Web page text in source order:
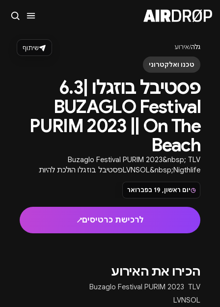
גלה/אירוע
טכנו ואלקטרוני
פסטיבל בוזגלו |6.3
BUZAGLO Festival
PURIM 2023 || On The
Beach
Buzaglo Festival PURIM 2023&nbsp; TLV
LVNSOL&nbsp;Nigthlifeפסטיבל בוזגלו הולכת להיות
באנשים הנכונים ישראל בידור, הבוזגלוס, מאקו רשת
וקשת.&nbsp;15 שעות פסטיבל פורים שילמד אתכם חווית
בילוי מה היא!&nbsp…
◷יום ראשון, 19 בפברואר
לרכישת כרטיסים↗
שיתוף
הכירו את האירוע
Buzaglo Festival PURIM 2023 TLV
LVNSOL
סגור
מה מחפשים?
🎪 פסטיבלים 🎶
טיפ: אפשר להקליד שם אומן, עיר, תאריך או שם חג.